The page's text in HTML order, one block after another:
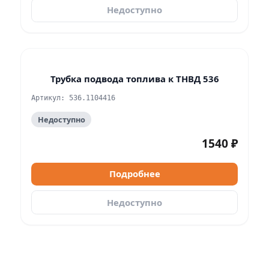
Недоступно
Трубка подвода топлива к ТНВД 536
Артикул: 536.1104416
Недоступно
1540 ₽
Подробнее
Недоступно